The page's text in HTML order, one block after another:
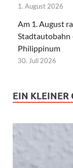
1. August 2026
Am 1. August
Stadtautobahn
Philippinum
30. Juli 2026
EIN KLEINER